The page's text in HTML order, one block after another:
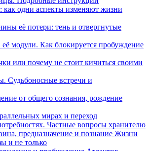
как одни аспекты изменяют жизни
её потери: тень и отвергнутые
модули. Как блокируется пробуждение
или почему не стоит кичиться своими
Судьбоносные встречи и
от общего сознания, рождение
мирах и переход
Частные вопросы хранителю
предназначение и познание Жизни
и не только